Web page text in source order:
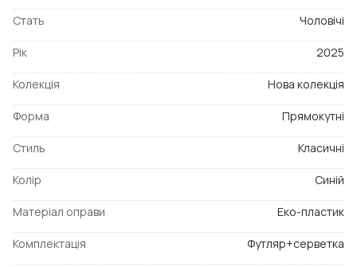
Стать Чоловічі
Рік 2025
Колекція Нова колекція
Форма Прямокутні
Стиль Класичні
Колір Синій
Матеріал оправи Еко-пластик
Комплектація Футляр+серветка